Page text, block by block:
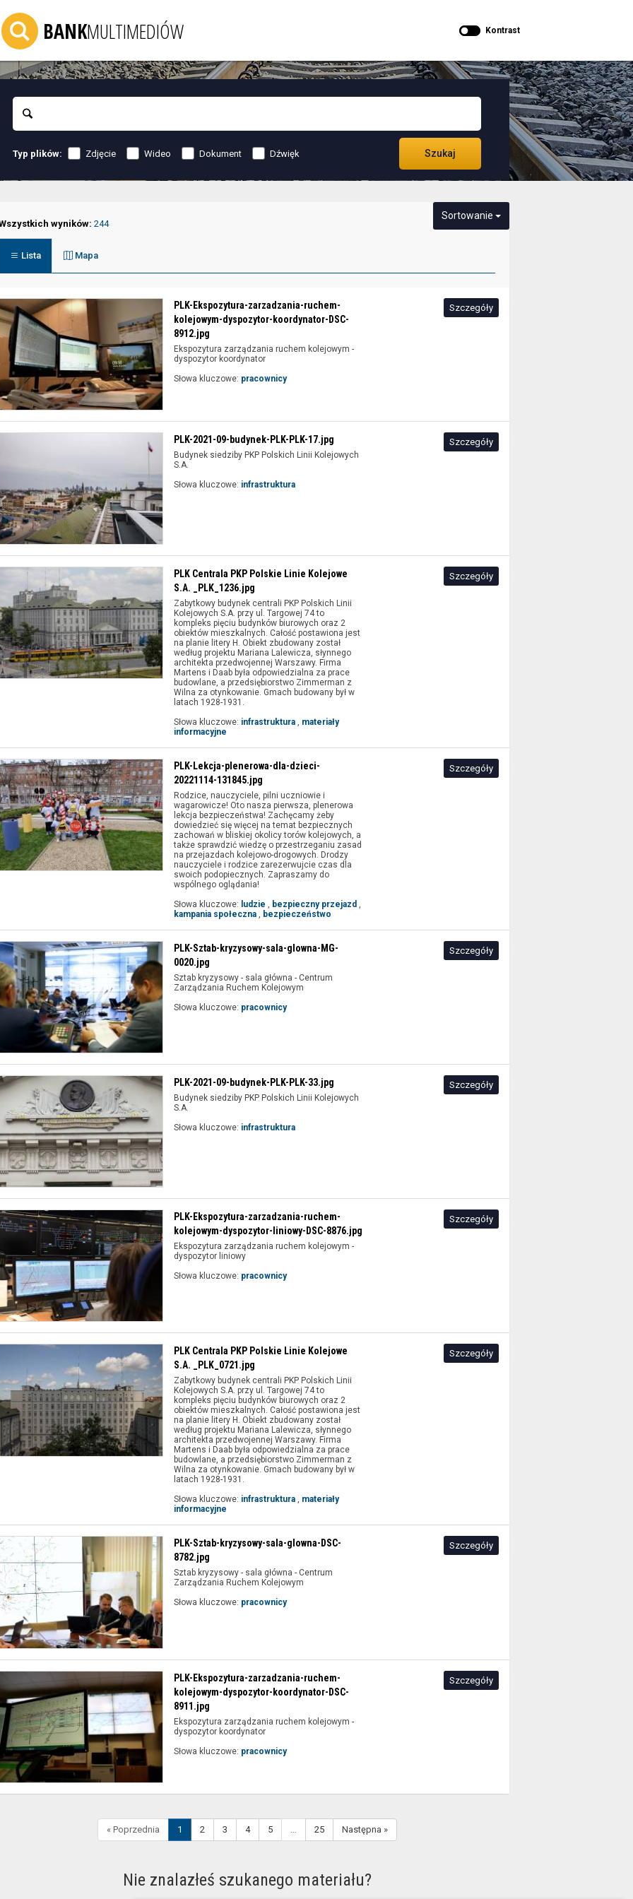
BANKMULTIMEDIÓW Kontrast
Typ plików: Zdjęcie Wideo Dokument Dźwięk Szukaj
wyników: 244
Lista Mapa
Sortowanie
PLK-Ekspozytura-zarzadzania-ruchem-
kolejowym-dyspozytor-koordynator-DSC-
8912.jpg
Ekspozytura zarządzania ruchem kolejowym -
dyspozytor koordynator
Słowa kluczowe: pracownicy
Szczegóły
PLK-2021-09-budynek-PLK-PLK-17.jpg
Budynek siedziby PKP Polskich Linii Kolejowych
S.A.
Słowa kluczowe: infrastruktura
Szczegóły
PLK Centrala PKP Polskie Linie Kolejowe
S.A. _PLK_1236.jpg
Zabytkowy budynek centrali PKP Polskich Linii
Kolejowych S.A. przy ul. Targowej 74 to
kompleks pięciu budynków biurowych oraz 2
obiektów mieszkalnych. Całość postawiona jest
na planie litery H. Obiekt zbudowany został
według projektu Mariana Lalewicza, słynnego
architekta przedwojennej Warszawy. Firma
Martens i Daab była odpowiedzialna za prace
budowlane, a przedsiębiorstwo Zimmerman z
Wilna za otynkowanie. Gmach budowany był w
latach 1928-1931.
Słowa kluczowe: infrastruktura , materiały
informacyjne
Szczegóły
PLK-Lekcja-plenerowa-dla-dzieci-
20221114-131845.jpg
Rodzice, nauczyciele, pilni uczniowie i
wagarowicze! Oto nasza pierwsza, plenerowa
lekcja bezpieczeństwa! Zachęcamy żeby
dowiedzieć się więcej na temat bezpiecznych
zachowań w bliskiej okolicy torów kolejowych, a
także sprawdzić wiedzę o przestrzeganiu zasad
na przejazdach kolejowo-drogowych. Drodzy
nauczyciele i rodzice zarezerwujcie czas dla
swoich podopiecznych. Zapraszamy do
wspólnego oglądania!
Słowa kluczowe: ludzie , bezpieczny przejazd ,
kampania społeczna , bezpieczeństwo
Szczegóły
PLK-Sztab-kryzysowy-sala-glowna-MG-
0020.jpg
Sztab kryzysowy - sala główna - Centrum
Zarządzania Ruchem Kolejowym
Słowa kluczowe: pracownicy
Szczegóły
PLK-2021-09-budynek-PLK-PLK-33.jpg
Budynek siedziby PKP Polskich Linii Kolejowych
S.A.
Słowa kluczowe: infrastruktura
Szczegóły
PLK-Ekspozytura-zarzadzania-ruchem-
kolejowym-dyspozytor-liniowy-DSC-8876.jpg
Ekspozytura zarządzania ruchem kolejowym -
dyspozytor liniowy
Słowa kluczowe: pracownicy
Szczegóły
PLK Centrala PKP Polskie Linie Kolejowe
S.A. _PLK_0721.jpg
Zabytkowy budynek centrali PKP Polskich Linii
Kolejowych S.A. przy ul. Targowej 74 to
kompleks pięciu budynków biurowych oraz 2
obiektów mieszkalnych. Całość postawiona jest
na planie litery H. Obiekt zbudowany został
według projektu Mariana Lalewicza, słynnego
architekta przedwojennej Warszawy. Firma
Martens i Daab była odpowiedzialna za prace
budowlane, a przedsiębiorstwo Zimmerman z
Wilna za otynkowanie. Gmach budowany był w
latach 1928-1931.
Słowa kluczowe: infrastruktura , materiały
informacyjne
Szczegóły
PLK-Sztab-kryzysowy-sala-glowna-DSC-
8782.jpg
Sztab kryzysowy - sala główna - Centrum
Zarządzania Ruchem Kolejowym
Słowa kluczowe: pracownicy
Szczegóły
PLK-Ekspozytura-zarzadzania-ruchem-
kolejowym-dyspozytor-koordynator-DSC-
8911.jpg
Ekspozytura zarządzania ruchem kolejowym -
dyspozytor koordynator
Słowa kluczowe: pracownicy
Szczegóły
« Poprzednia 1 2 3 4 5 25 Następna »
Nie znalazłeś szukanego materiału?